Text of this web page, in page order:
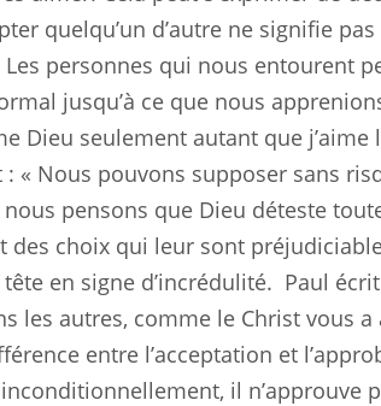
quelqu’un d’autre ne signifie
Les personnes qui nous entourent
jusqu’à ce que nous
Dieu seulement autant que
« Nous pouvons supposer sans
pensons que Dieu déteste
des choix qui leur sont
en signe d’incrédulité. Paul
les autres, comme le Christ vous
entre l’acceptation et
il n’approuve